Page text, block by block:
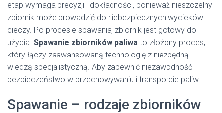
etap wymaga precyzji i dokładności, ponieważ nieszczelny
zbiornik może prowadzić do niebezpiecznych wycieków
cieczy. Po procesie spawania, zbiornik jest gotowy do
użycia. Spawanie zbiorników paliwa to złożony proces,
który łączy zaawansowaną technologię z niezbędną
wiedzą specjalistyczną. Aby zapewnić niezawodność i
bezpieczeństwo w przechowywaniu i transporcie paliw.
Spawanie – rodzaje zbiorników